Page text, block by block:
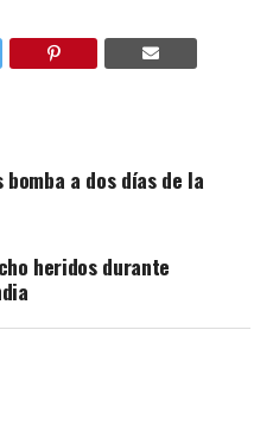
a dos días de la
heridos durante